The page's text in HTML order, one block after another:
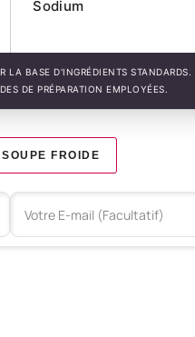
Sodium
LA BASE D'INGRÉDIENTS STANDARDS.
DE PRÉPARATION EMPLOYÉES.
SOUPE FROIDE